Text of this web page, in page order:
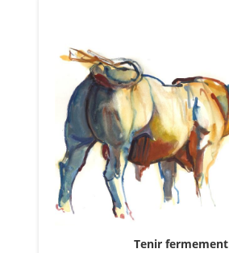
Tenir fermement